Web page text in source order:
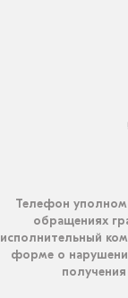
Телефон
обращениях
исполнительный
форме о